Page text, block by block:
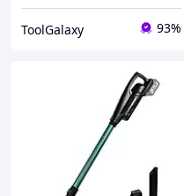
ToolGalaxy 93%